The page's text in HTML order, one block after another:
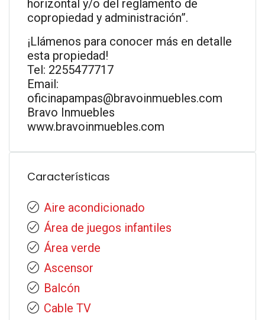
horizontal y/o del reglamento de
copropiedad y administración”.
¡Llámenos para conocer más en detalle
esta propiedad!
Tel: 2255477717
Email:
oficinapampas@bravoinmuebles.com
Bravo Inmuebles
www.bravoinmuebles.com
Características
Aire acondicionado
Área de juegos infantiles
Área verde
Ascensor
Balcón
Cable TV